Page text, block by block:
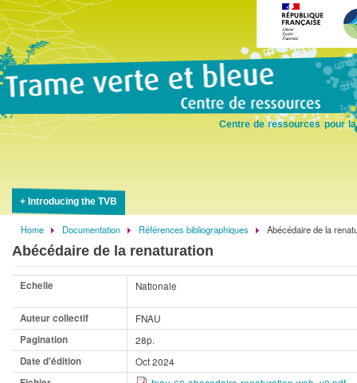
Centre de ressources pour
Introducing the TVB
Breadcrumb
Home Documentation Références bibliographiques Abécédaire de la
Abécédaire de la renaturation
Echelle Nationale
Auteur collectif
FNAU
Pagination
28p.
Date d'édition
Oct 2024